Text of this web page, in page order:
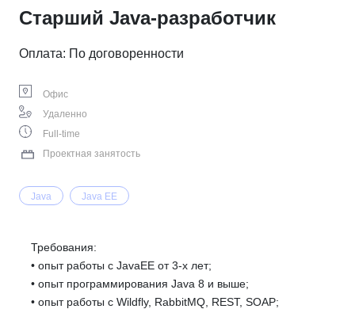
Старший Java-разработчик
Оплата: По договоренности
Офис
Удаленно
Full-time
Проектная занятость
Java Java EE
Требования:
• опыт работы с JavaEE от 3-х лет;
• опыт программирования Java 8 и выше;
• опыт работы с Wildfly, RabbitMQ, REST, SOAP;